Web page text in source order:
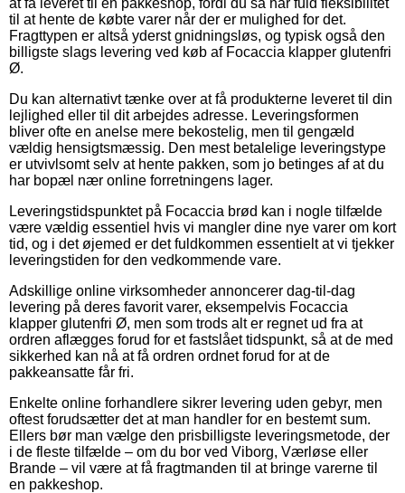
til at hente de købte varer når der er mulighed for det.
Fragttypen er altså yderst gnidningsløs, og typisk også den
billigste slags levering ved køb af Focaccia klapper glutenfri
Ø.
Du kan alternativt tænke over at få produkterne leveret til din
lejlighed eller til dit arbejdes adresse. Leveringsformen
bliver ofte en anelse mere bekostelig, men til gengæld
vældig hensigtsmæssig. Den mest betalelige leveringstype
er utvivlsomt selv at hente pakken, som jo betinges af at du
har bopæl nær online forretningens lager.
Leveringstidspunktet på Focaccia brød kan i nogle tilfælde
være vældig essentiel hvis vi mangler dine nye varer om kort
tid, og i det øjemed er det fuldkommen essentielt at vi tjekker
leveringstiden for den vedkommende vare.
Adskillige online virksomheder annoncerer dag-til-dag
levering på deres favorit varer, eksempelvis Focaccia
klapper glutenfri Ø, men som trods alt er regnet ud fra at
ordren aflægges forud for et fastslået tidspunkt, så at de med
sikkerhed kan nå at få ordren ordnet forud for at de
pakkeansatte får fri.
Enkelte online forhandlere sikrer levering uden gebyr, men
oftest forudsætter det at man handler for en bestemt sum.
Ellers bør man vælge den prisbilligste leveringsmetode, der
i de fleste tilfælde – om du bor ved Viborg, Værløse eller
Brande – vil være at få fragtmanden til at bringe varerne til
en pakkeshop.